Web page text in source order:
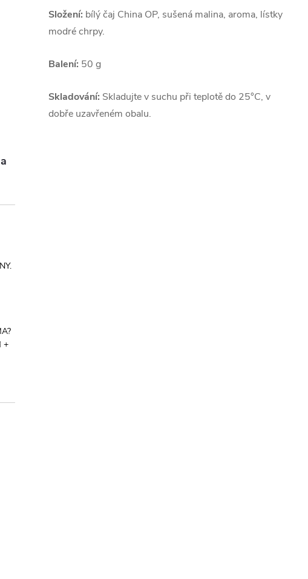
+
Složení: bílý čaj China OP, sušená malina, aroma, lístky
modré chrpy.
Balení: 50 g
Skladování: Skladujte v suchu při teplotě do 25°C, v
dobře uzavřeném obalu.